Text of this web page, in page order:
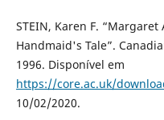
STEIN, Karen F.
Handmaid's Tale”.
1996. Disponível em
https://core.ac.uk/
10/02/2020.